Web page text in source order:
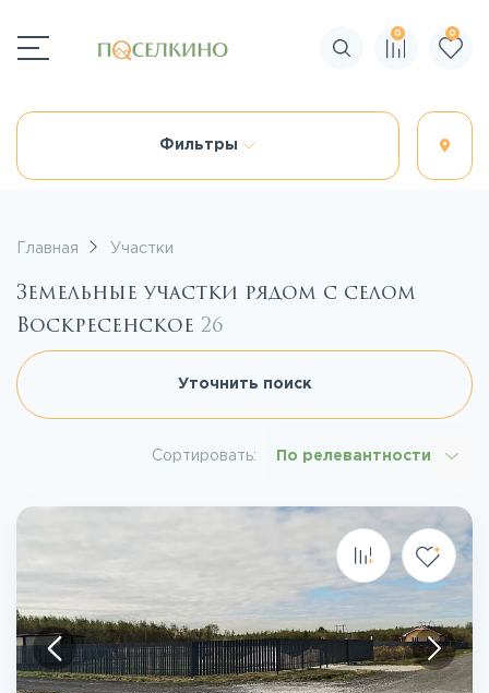
Поиск по сайту
0 0
Фильтры
Главная Участки
Земельные участки рядом с селом
Воскресенское 26
Уточнить поиск
Сортировать: По релевантности